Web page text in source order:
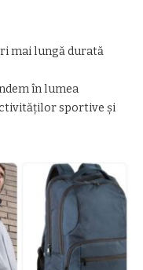
mai lungă durată
în lumea
sportive și